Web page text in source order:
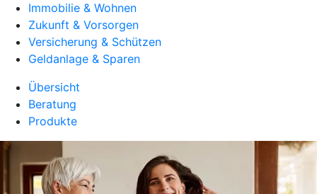
Immobilie & Wohnen
Zukunft & Vorsorgen
Versicherung & Schützen
Geldanlage & Sparen
Übersicht
Beratung
Produkte